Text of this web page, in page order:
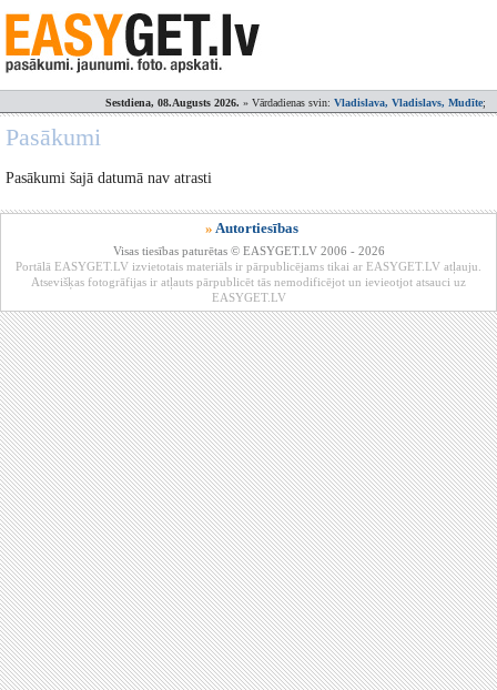
Sestdiena, 08.Augusts 2026. » Vārdadienas svin: Vladislava, Vladislavs, Mudīte;
Pasākumi
Pasākumi šajā datumā nav atrasti
» Autortiesības
Visas tiesības paturētas © EASYGET.LV 2006 - 2026
Portālā EASYGET.LV izvietotais materiāls ir pārpublicējams tikai ar EASYGET.LV atļauju.
Atsevišķas fotogrāfijas ir atļauts pārpublicēt tās nemodificējot un ievieotjot atsauci uz
EASYGET.LV